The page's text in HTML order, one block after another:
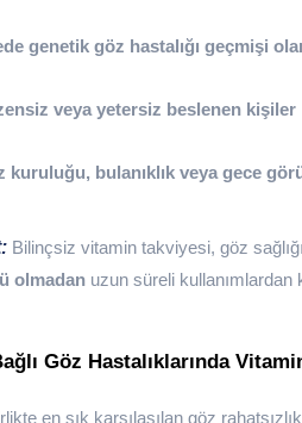
genetik göz hastalığı geçmişi
veya yetersiz beslenen kişiler
kuruluğu, bulanıklık veya gece
Bilinçsiz vitamin takviyesi, göz
olmadan uzun süreli kullanımlardan
Göz Hastalıklarında
en sık karşılaşılan göz